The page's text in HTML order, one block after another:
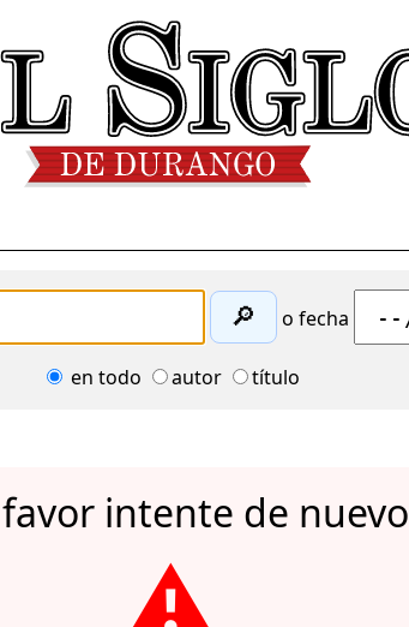
🔎 o fecha
en todo autor título
intente de nuevo